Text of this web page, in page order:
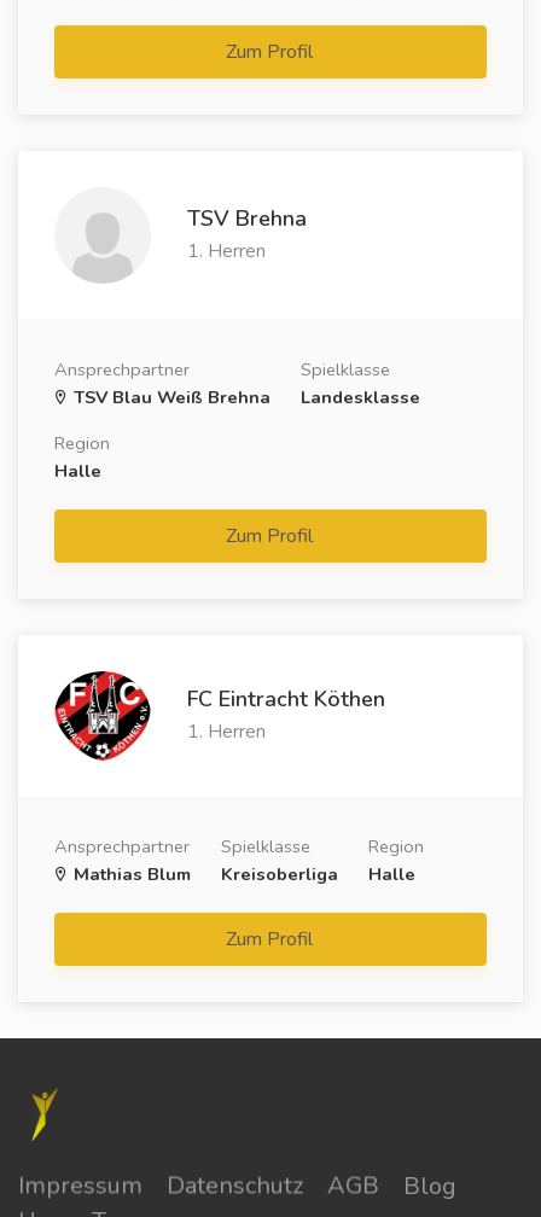
Zum Profil
TSV Brehna
1. Herren
Ansprechpartner
TSV Blau Weiß Brehna
Spielklasse
Landesklasse
Region
Halle
Zum Profil
FC Eintracht Köthen
1. Herren
Ansprechpartner
Mathias Blum
Spielklasse
Kreisoberliga
Region
Halle
Zum Profil
Impressum Datenschutz AGB
Blog